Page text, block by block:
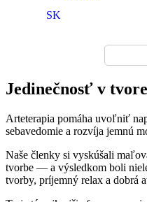
SK
Jedinečnosť v
Arteterapia pomáha uvoľniť
sebavedomie a rozvíja jemnú
Naše členky si vyskúšali
tvorbe — a výsledkom boli
tvorby, príjemný relax a dobrá